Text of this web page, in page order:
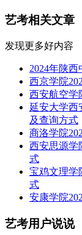
艺考相关文章
发现更多好内容
2024年陕
西京学院
西安航空学
延安大学西
及查询方式
商洛学院
西安思源学
式
宝鸡文理学
式
安康学院
艺考用户说说